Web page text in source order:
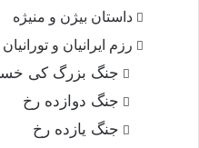
داستان بیژن و منیژه
رزم ایرانیان و تورانیان
جنگ بزرگ کی
جنگ دوازده رخ
جنگ یازده رخ